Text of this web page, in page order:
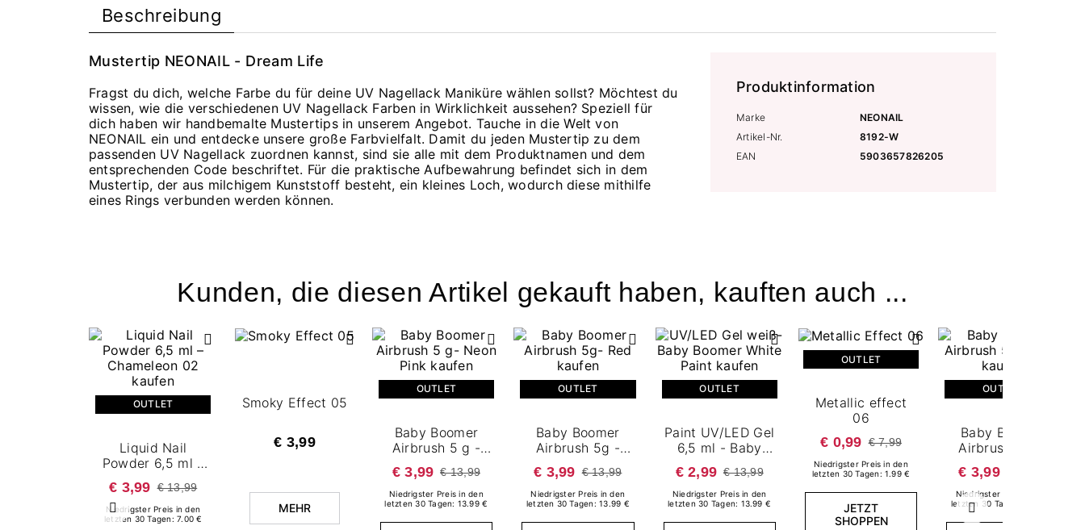
Beschreibung
Produktinformation
Marke
NEONAIL
Artikel-Nr.
8192-W
EAN
5903657826205
Mustertip NEONAIL - Dream Life
Fragst du dich, welche Farbe du für deine UV Nagellack Maniküre wählen sollst? Möchtest du
wissen, wie die verschiedenen UV Nagellack Farben in Wirklichkeit aussehen? Speziell für
dich haben wir handbemalte Mustertips in unserem Angebot. Tauche in die Welt von
NEONAIL ein und entdecke unsere große Farbvielfalt. Damit du jeden Mustertip zu dem
passenden UV Nagellack zuordnen kannst, sind sie alle mit dem Produktnamen und dem
entsprechenden Code beschriftet. Für die praktische Aufbewahrung befindet sich in dem
Mustertip, der aus milchigem Kunststoff besteht, ein kleines Loch, wodurch diese mithilfe
eines Rings verbunden werden können.
Kunden, die diesen Artikel gekauft haben, kauften auch ...
Zurück Weiter
OUTLET
Liquid Nail
Powder 6,5 ml –
€ 3,99 € 13,99
Niedrigster Preis in den
letzten 30 Tagen: 7.00 €
Smoky Effect 05
€ 3,99
MEHR
OUTLET
Baby Boomer
Airbrush 5 g -
€ 3,99 € 13,99
Niedrigster Preis in den
letzten 30 Tagen: 13.99 €
OUTLET
Baby Boomer
Airbrush 5g -
€ 3,99 € 13,99
Niedrigster Preis in den
letzten 30 Tagen: 13.99 €
OUTLET
Paint UV/LED Gel
6,5 ml - Baby
Paint Gel
€ 2,99 € 13,99
Niedrigster Preis in den
letzten 30 Tagen: 13.99 €
OUTLET
Metallic effect
06
€ 0,99 € 7,99
Niedrigster Preis in den
letzten 30 Tagen: 1.99 €
JETZT
SHOPPEN
OUTLET
Baby Boomer
Airbrush 5 g -
€ 3,99
Niedrigster Preis in den
letzten 30 Tagen: 13.99 €